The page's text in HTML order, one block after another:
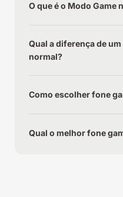
O que é o Modo Game
Qual a diferença de
normal?
Como escolher fone
Qual o melhor fone